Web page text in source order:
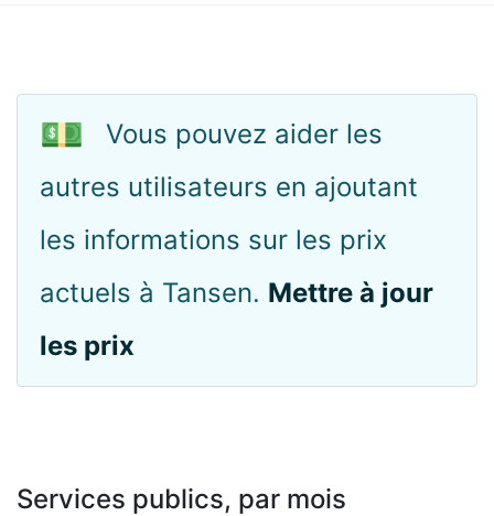
💵
Vous pouvez aider les
autres utilisateurs en ajoutant
les informations sur les prix
actuels à Tansen. Mettre à jour
les prix
Services publics, par mois